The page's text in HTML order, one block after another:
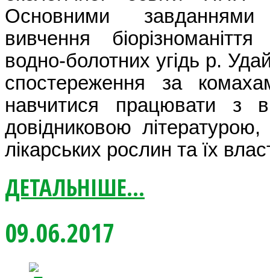
Основними
вивчення
водно-болотних угідь р.
спостереження за
навчитися працювати з
довідниковою літературою,
лікарських рослин та їх
ДЕТАЛЬНІШЕ...
09.06.2017